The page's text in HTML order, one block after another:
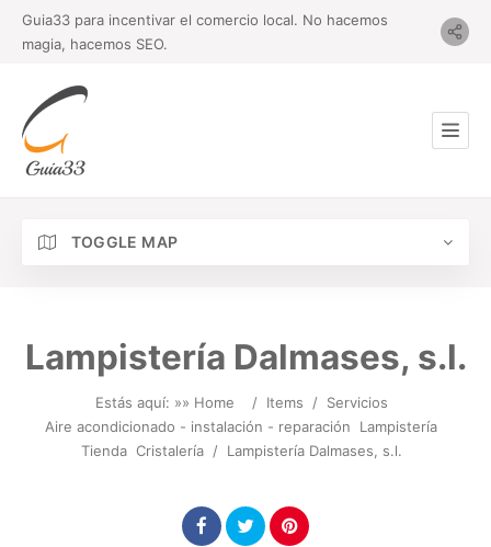
Guia33 para incentivar el comercio local. No hacemos
magia, hacemos SEO.
TOGGLE MAP
Lampistería Dalmases, s.l.
Estás aquí: »» Home / Items / Servicios
Aire acondicionado - instalación - reparación
Lampistería
Tienda Cristalería / Lampistería Dalmases, s.l.